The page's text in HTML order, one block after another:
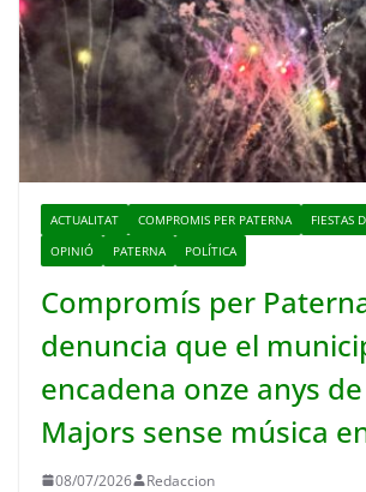
ACTUALITAT COMPROMIS PER PATERNA
FIESTAS
OPINIÓ
PATERNA POLÍTICA
Compromís per
denuncia que el
encadena onze anys
Majors sense música
08/07/2026 Redaccion